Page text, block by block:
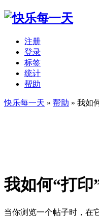
注册
登录
标签
统计
帮助
快乐每一天 » 帮助 » 我如
我如何“打印
当你浏览一个帖子时，在